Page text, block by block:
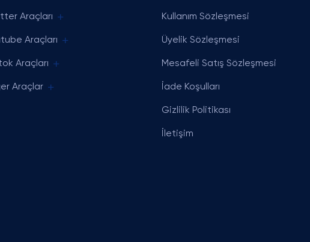
Araçları
Araçları
Araçları
Araçlar
Kullanım Sözleşmesi
Üyelik Sözleşmesi
Mesafeli Satış Sözleşmesi
İade Koşulları
Gizlilik Politikası
İletişim